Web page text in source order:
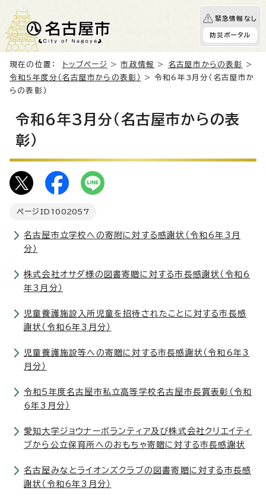
緊急情報なし
防災ポータル
現在の位置： トップページ >市政情報 > 名古屋市からの表彰
>
令和5年度分（名古屋市からの表彰）
> 令和6年3月分（名古屋市か
らの表彰）
令和6年3月分（名古屋市からの表
彰）
ページID 1002057
名古屋市立学校への寄附に対する感謝状（令和6年3月
分）
株式会社オサダ様の図書寄贈に対する市長感謝状（令和6
年3月分）
児童養護施設入所児童を招待されたことに対する市長感
謝状（令和6年3月分）
児童養護施設等への寄贈に対する市長感謝状（令和6年3
月分）
令和5年度名古屋市私立高等学校名古屋市長賞表彰（令和
6年3月分）
愛知大学ジョウナーボランティア及び株式会社クリエイティ
ブから公立保育所へのおもちゃ寄贈に対する市長感謝状
名古屋みなとライオンズクラブの図書寄贈に対する市長感
謝状（令和6年3月分）